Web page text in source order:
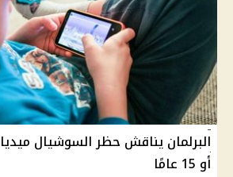
أو 15 عامًا